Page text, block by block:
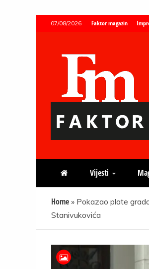
07/08/2026 Faktor magazin
Faktor
Vijesti
Home » Pokazao plate
Stanivukovića